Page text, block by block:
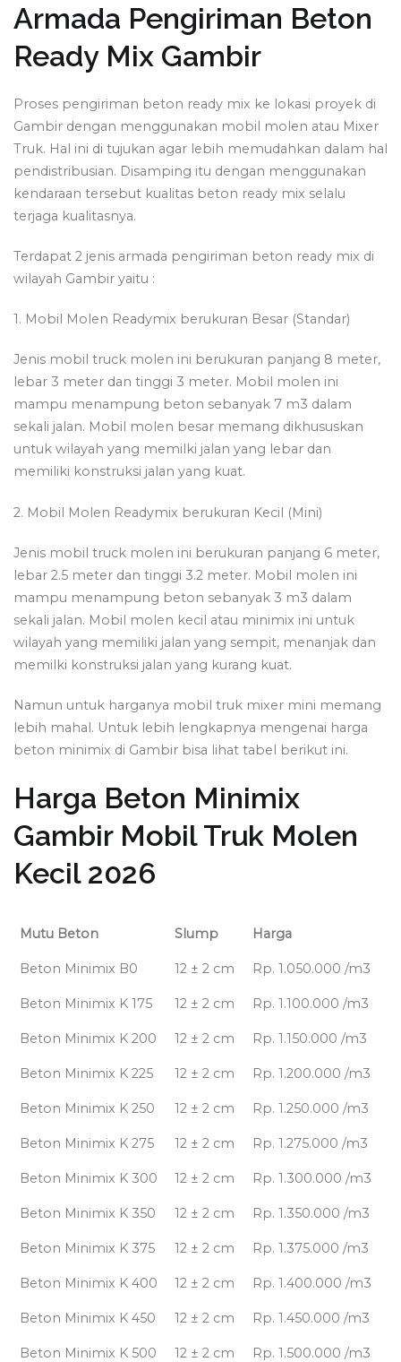
Armada Pengiriman Beton
Ready Mix Gambir
Proses pengiriman beton ready mix ke lokasi proyek di
Gambir dengan menggunakan mobil molen atau Mixer
Truk. Hal ini di tujukan agar lebih memudahkan dalam hal
pendistribusian. Disamping itu dengan menggunakan
kendaraan tersebut kualitas beton ready mix selalu
terjaga kualitasnya.
Terdapat 2 jenis armada pengiriman beton ready mix di
wilayah Gambir yaitu :
1. Mobil Molen Readymix berukuran Besar (Standar)
Jenis mobil truck molen ini berukuran panjang 8 meter,
lebar 3 meter dan tinggi 3 meter. Mobil molen ini
mampu menampung beton sebanyak 7 m3 dalam
sekali jalan. Mobil molen besar memang dikhususkan
untuk wilayah yang memilki jalan yang lebar dan
memiliki konstruksi jalan yang kuat.
2. Mobil Molen Readymix berukuran Kecil (Mini)
Jenis mobil truck molen ini berukuran panjang 6 meter,
lebar 2.5 meter dan tinggi 3.2 meter. Mobil molen ini
mampu menampung beton sebanyak 3 m3 dalam
sekali jalan. Mobil molen kecil atau minimix ini untuk
wilayah yang memiliki jalan yang sempit, menanjak dan
memilki konstruksi jalan yang kurang kuat.
Namun untuk harganya mobil truk mixer mini memang
lebih mahal. Untuk lebih lengkapnya mengenai harga
beton minimix di Gambir bisa lihat tabel berikut ini.
Harga Beton Minimix
Gambir Mobil Truk Molen
Kecil 2026
Mutu Beton Slump Harga
Beton Minimix B0 12 ± 2 cm Rp. 1.050.000 /m3
Beton Minimix K 175 12 ± 2 cm Rp. 1.100.000 /m3
Beton Minimix K 200 12 ± 2 cm Rp. 1.150.000 /m3
Beton Minimix K 225 12 ± 2 cm Rp. 1.200.000 /m3
Beton Minimix K 250 12 ± 2 cm Rp. 1.250.000 /m3
Beton Minimix K 275 12 ± 2 cm Rp. 1.275.000 /m3
Beton Minimix K 300 12 ± 2 cm Rp. 1.300.000 /m3
Beton Minimix K 350 12 ± 2 cm Rp. 1.350.000 /m3
Beton Minimix K 375 12 ± 2 cm Rp. 1.375.000 /m3
Beton Minimix K 400 12 ± 2 cm Rp. 1.400.000 /m3
Beton Minimix K 450 12 ± 2 cm Rp. 1.450.000 /m3
Beton Minimix K 500 12 ± 2 cm Rp. 1.500.000 /m3